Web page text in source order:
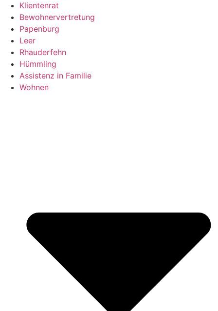
Klientenrat
Bewohnervertretung
Papenburg
Leer
Rhauderfehn
Hümmling
Assistenz in Familie
Wohnen